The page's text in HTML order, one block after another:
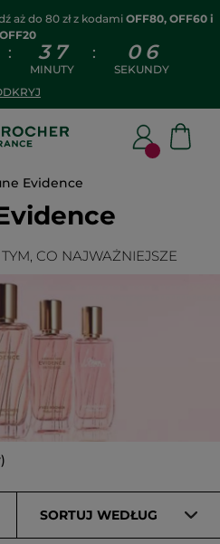
aż do 80 zł z kodami OFF80, OFF60 i
OFF20
: 3 7
MINUTY
: 0 6
SEKUNDY
Evidence
CO NAJWAŻNIEJSZE
SORTUJ WEDŁUG